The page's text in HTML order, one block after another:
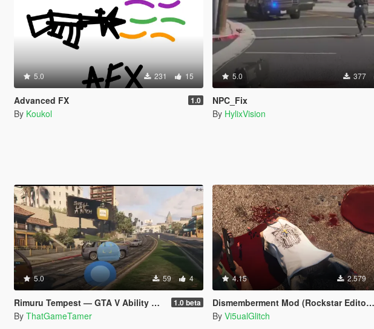
5.0 231 15
Advanced FX 1.0
By Koukol
5.0 377
NPC_Fix
By HylixVision
5.0 59 4
Rimuru Tempest — GTA V Ability Mod beta 1.0 beta
By ThatGameTamer
4.15 2.579
Dismemberment Mod (Rockstar Editor Support) [Legacy & Enhanced]
By Vi5ualGlitch